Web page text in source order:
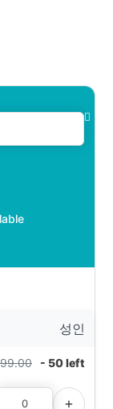
성인
- 50 left